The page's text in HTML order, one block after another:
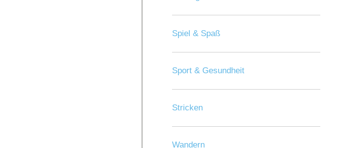
Spiel & Spaß
Sport & Gesundheit
Stricken
Wandern